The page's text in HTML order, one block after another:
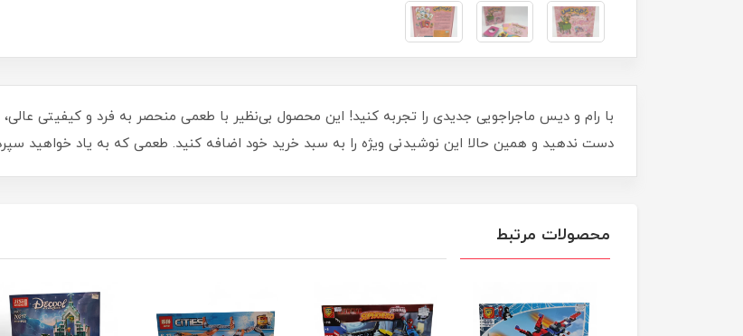
با رام و دیس ماجراجویی جدیدی را تجربه کنید! این محصول بی‌نظیر با طعمی منحصر به فرد و کیفیتی
دست ندهید و همین حالا این نوشیدنی ویژه را به سبد خرید خود اضافه کنید. طعمی که به یاد خواهید
محصولات مرتبط